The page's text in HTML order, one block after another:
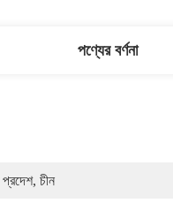
পণ্যের বর্ণনা
চীন